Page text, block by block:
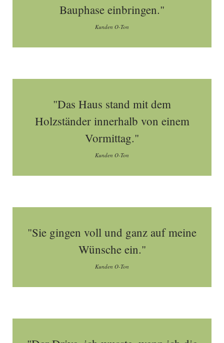
Bauphase einbringen."
Kunden O-Ton
"Das Haus stand mit dem
Holzständer innerhalb von einem
Vormittag."
Kunden O-Ton
"Sie gingen voll und ganz auf meine
Wünsche ein."
Kunden O-Ton